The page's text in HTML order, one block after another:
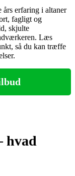
erfaring i altaner
fagligt og
skjulte
Læs
så du kan træffe
hvad